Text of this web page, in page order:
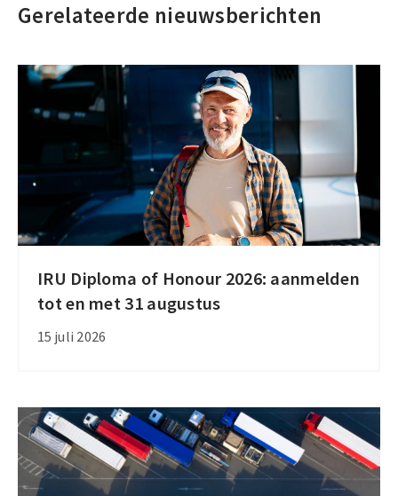
Gerelateerde nieuwsberichten
IRU Diploma of Honour 2026: aanmelden
tot en met 31 augustus
15 juli 2026
IRU
Diploma
of
aanmelden
tot
en
met